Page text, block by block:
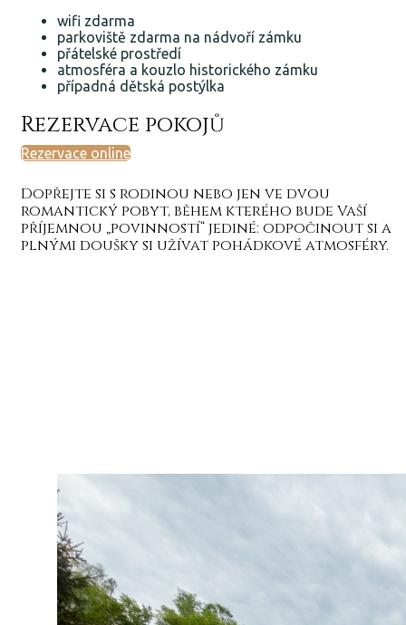
wifi zdarma
parkoviště zdarma na nádvoří zámku
přátelské prostředí
atmosféra a kouzlo historického zámku
případná dětská postýlka
Rezervace pokojů
Rezervace online
Dopřejte si s rodinou nebo jen ve dvou
romantický pobyt, během kterého bude Vaší
příjemnou „povinností“ jediné: odpočinout si a
plnými doušky si užívat pohádkové atmosféry.